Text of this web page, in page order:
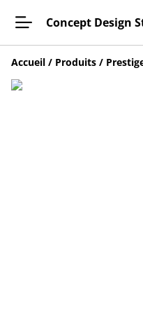
Concept Design
Accueil / Produits /